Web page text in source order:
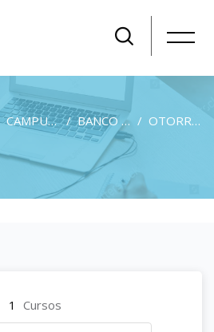
CAMPUS CESM FORMACIÓN BANCO DE EXÁMENES POR ESPECIALIDADES GRATUITO PARA AFILIADOS A CESM OTORRINOLARINGOLOGÍA
1 Cursos